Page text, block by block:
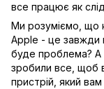
все працює як
Ми розуміємо, що
Apple - це завжди
буде проблема? А
зробили все, щоб
пристрій, який